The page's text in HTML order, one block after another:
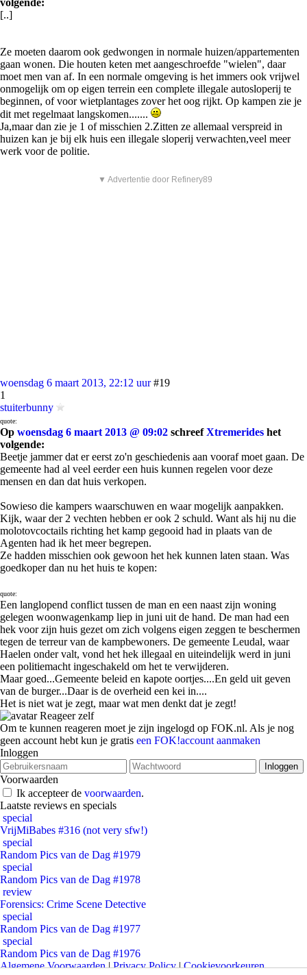
volgende:
[..]
Ze moeten daarom ook gedwongen in normale huizen/appartementen
gaan wonen. Die houten keten met aangeschroefde "wielen", daar
moet men van af. In een normale omgeving is het immers ook vrijwel
onmogelijk om op eigen terrein een complete illegale autosloperij te
beginnen, of voor wietplantages zover het oog rijkt. Op kampen zie je
dit met regelmaat langskomen.......
Ja,maar dan zie je 1 of misschien 2.Zitten ze allemaal verspreid in
huizen kan je bij elk huis een illegale sloperij verwachten,veel meer
werk voor de politie.
▼ Advertentie door Refinery89
woensdag 6 maart 2013, 22:12 uur #19
1
stuiterbunny
quote:
Op woensdag 6 maart 2013 @ 09:02 schreefXtremerides het
volgende:
Beetje jammer dat er eerst zo'n geschiedenis aan vooraf moet gaan. De
gemeente had al veel eerder een huis kunnen regelen voor deze
mensen en dan dat huis verkopen.
Sowieso die kampers waarschuwen en waar mogelijk aanpakken.
Kijk, waar der 2 vechten hebben er ook 2 schuld. Want als hij nu die
molotovcoctails richting het kamp gegooid had in plaats van de
Agenten had ik het meer begrepen.
Ze hadden misschien ook gewoon het hek kunnen laten staan. Was
goedkoper dan nu het huis te kopen:
quote:
Een langlopend conflict tussen de man en een naast zijn woning
gelegen woonwagenkamp liep in juni uit de hand. De man had een
hek voor zijn huis gezet om zich volgens eigen zeggen te beschermen
tegen de terreur van de kampbewoners. De gemeente Leudal, waar
Haelen onder valt, vond het hek illegaal en uiteindelijk werd in juni
een politiemacht ingeschakeld om het te verwijderen.
Maar goed...Gemeente beleid en kapote oortjes....En geld uit geven
van de burger...Daar is de overheid een kei in....
Het is niet wat je zegt, maar wat men denkt dat je zegt!
Reageer zelf
Om te kunnen reageren moet je zijn ingelogd op FOK.nl. Als je nog
geen account hebt kun je gratis een FOK!account aanmaken
Inloggen
Voorwaarden
Ik accepteer de voorwaarden.
Laatste reviews en specials
special
VrijMiBabes #316 (not very sfw!)
special
Random Pics van de Dag #1979
special
Random Pics van de Dag #1978
review
Forensics: Crime Scene Detective
special
Random Pics van de Dag #1977
special
Random Pics van de Dag #1976
Algemene Voorwaarden|Privacy Policy|Cookievoorkeuren